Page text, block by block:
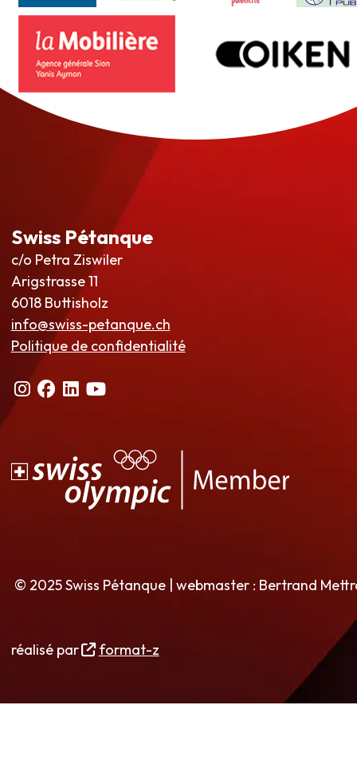
Swiss Pétanque
c/o Petra Ziswiler
Arigstrasse 11
6018 Buttisholz
info@swiss-petanque.ch
Politique de confidentialité
© 2025 Swiss Pétanque | webmaster : Bertrand
réalisé par format-z